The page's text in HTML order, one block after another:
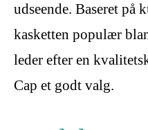
udseende. Baseret på
kasketten populær
leder efter en
Cap et godt valg.